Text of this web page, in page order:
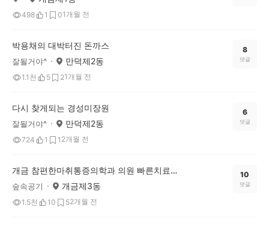
498 1 01개월 전
박용채의 대박터진 돈까스
잘될거야^ 만덕제2동
1.1천 5 21개월 전
8
댓글
다시 찾게되는 경성미장원
잘될거야^ 만덕제2동
724 1 1 2개월 전
6
댓글
개금 참편한마취통증의학과 의원 빠른치료되요
숲속공기 개금제3동
1.5천 10 52개월 전
10
댓글